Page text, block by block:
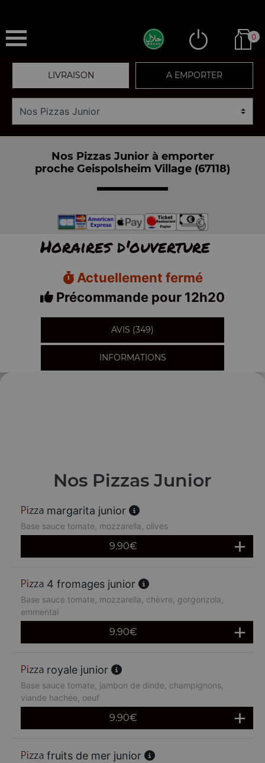
0
LIVRAISON A EMPORTER
Nos Pizzas Junior à emporter
proche Geispolsheim Village (67118)
Horaires d'ouverture
Actuellement fermé
Précommande pour 12h20
AVIS (349)
INFORMATIONS
Nos Pizzas Junior
margarita junior
Base sauce tomate, mozzarella, olives
9.90€
4 fromages junior
Base sauce tomate, mozzarella, chèvre, gorgonzola,
emmental
9.90€
royale junior
Base sauce tomate, jambon de dinde, champignons,
viande hachée, oeuf
9.90€
fruits de mer junior